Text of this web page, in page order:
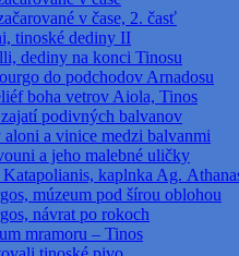
v čase, 2. časť
tinoské dediny II
dediny na konci Tinosu
do podchodov Arnadosu
boha vetrov Aiola, Tinos
podivných balvanov
a vinice medzi balvanmi
a jeho malebné uličky
kaplnka Ag.
múzeum pod šírou oblohou
návrat po rokoch
mramoru – Tinos